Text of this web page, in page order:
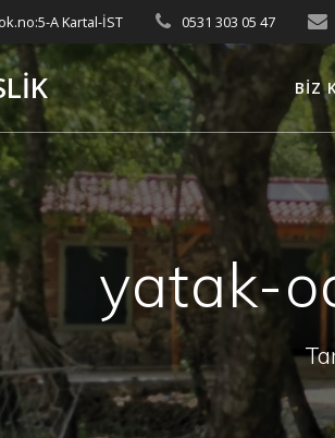
A Kartal-İST 0531 303 05 47
BİZ
yatak-